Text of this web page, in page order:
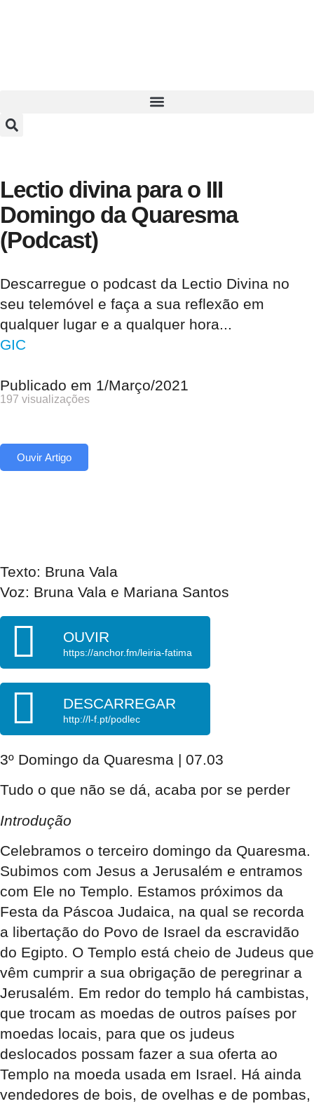
Lectio divina para o III
Domingo da Quaresma
(Podcast)
Descarregue o podcast da Lectio Divina no
seu telemóvel e faça a sua reflexão em
qualquer lugar e a qualquer hora...
GIC
Publicado em 1/Março/2021
197 visualizações
Ouvir Artigo
Texto: Bruna Vala
Voz: Bruna Vala e Mariana Santos
OUVIR
https://anchor.fm/leiria-fatima
DESCARREGAR
http://l-f.pt/podlec
3º Domingo da Quaresma | 07.03
Tudo o que não se dá, acaba por se perder
Introdução
Celebramos o terceiro domingo da Quaresma.
Subimos com Jesus a Jerusalém e entramos
com Ele no Templo. Estamos próximos da
Festa da Páscoa Judaica, na qual se recorda
a libertação do Povo de Israel da escravidão
do Egipto. O Templo está cheio de Judeus que
vêm cumprir a sua obrigação de peregrinar a
Jerusalém. Em redor do templo há cambistas,
que trocam as moedas de outros países por
moedas locais, para que os judeus
deslocados possam fazer a sua oferta ao
Templo na moeda usada em Israel. Há ainda
vendedores de bois, de ovelhas e de pombas,